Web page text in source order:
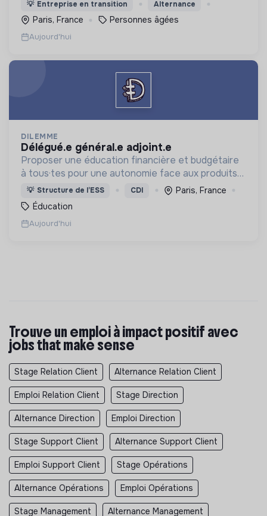
💡 Entreprise en transition Alternance
Paris, France Personnes âgées
Aujourd'hui
DILEMME
délégué.e général.e adjoint.e
Proposer une éducation financière et budgétaire
à tous·tes pour une autonomie face aux produits
financiers, bancaires et assurantiels et briser le
tabou autour de l'argent.
💡 Structure de l’ESS CDI
Paris, France
Éducation
Aujourd'hui
Trouve un emploi à impact positif avec
jobs that make sense
Stage Relation Client Alternance Relation Client
Emploi Relation Client Stage Direction
Alternance Direction Emploi Direction
Stage Support Client Alternance Support Client
Emploi Support Client Stage Opérations
Alternance Opérations Emploi Opérations
Stage Management Alternance Management